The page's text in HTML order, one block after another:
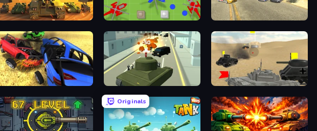
Call of Tanks Copter.io Derby Crash 3
Car Crash Simulator Royale Secret Agent James Tanks Battlefield: Desert
Originals